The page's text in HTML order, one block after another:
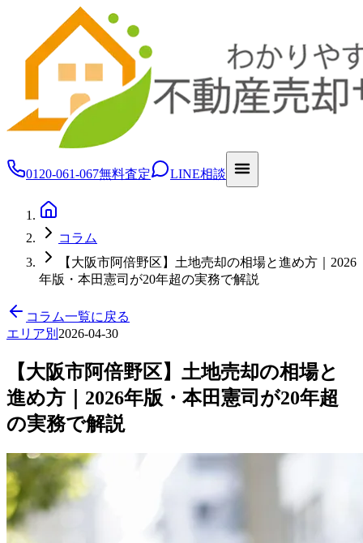
0120-061-067無料査定 LINE相談
コラム
【大阪市阿倍野区】土地売却の相場と進め方｜2026
年版・本田憲司が20年超の実務で解説
コラム一覧に戻る
エリア別 2026-04-30
【大阪市阿倍野区】土地売却の相場と
進め方｜2026年版・本田憲司が20年超
の実務で解説